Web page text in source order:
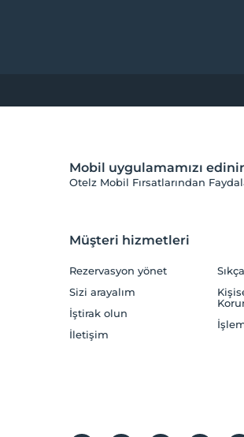
Mobil uygulamamızı
Otelz Mobil Fırsatlarından
Müşteri hizmetleri
Rezervasyon yönet
Sizi arayalım
İştirak olun
İletişim